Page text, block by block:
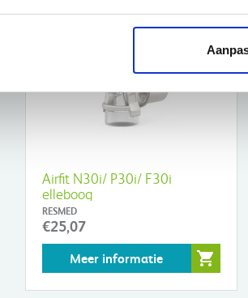
Airfit N30i/ P30i/ F30i
elleboog
RESMED
€25,07
Meer informatie